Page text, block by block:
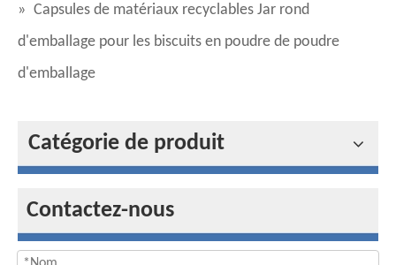
» Capsules de matériaux recyclables Jar rond
d'emballage pour les biscuits en poudre de poudre
d'emballage
Catégorie de produit
Contactez-nous